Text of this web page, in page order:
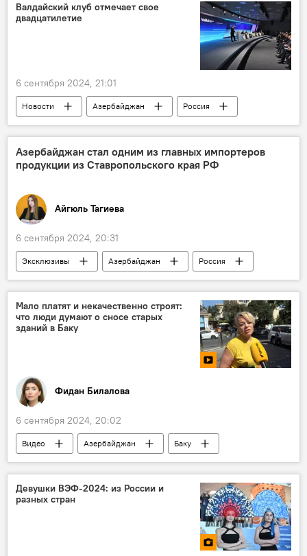
Сельскохозяйственная продукция
Экспорт
Гранат
Валдайский клуб отмечает свое
двадцатилетие
6 сентября 2024, 21:01
Новости Азербайджан
Россия
Владимир Путин
Ильхам Алиев
"Валдай"
Юбилей
площадка
Дискуссия
Азербайджан стал одним из главных импортеров
продукции из Ставропольского края РФ
Айгюль Тагиева
6 сентября 2024, 20:31
Эксклюзивы Азербайджан
Россия
Сотрудничество
Экономика
Ставропольский край РФ
Товарооборот
Представительство
Мало платят и некачественно строят:
что люди думают о сносе старых
зданий в Баку
Фидан Билалова
6 сентября 2024, 20:02
Видео Азербайджан
Баку
Общество
строительные работы
Строительство
Жилой дом
Здание
снос домов
Девушки ВЭФ-2024: из России и
разных стран